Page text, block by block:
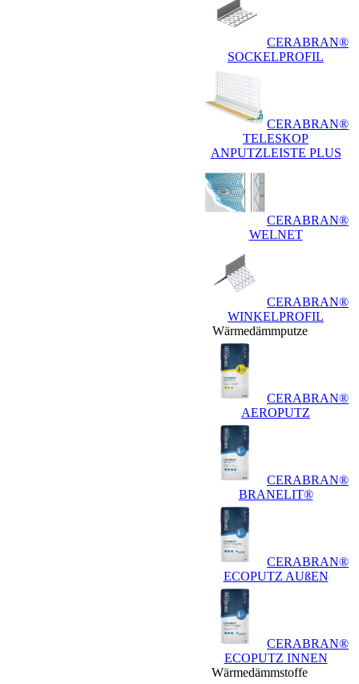
CERABRAN®
SOCKELPROFIL
CERABRAN®
TELESKOP
ANPUTZLEISTE PLUS
CERABRAN®
WELNET
CERABRAN®
WINKELPROFIL
Wärmedämmputze
CERABRAN®
AEROPUTZ
CERABRAN®
BRANELIT®
CERABRAN®
ECOPUTZ AUßEN
CERABRAN®
ECOPUTZ INNEN
Wärmedämmstoffe